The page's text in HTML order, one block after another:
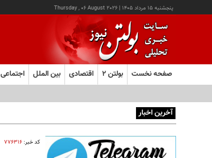
پنجشنبه ۱۵ مرداد ۱۴۰۵ |
Thursday , 06 August 2026
صفحه نخست بولتن ۲ اقتصادی بین الملل اجتماعی
آخرین اخبار
کد خبر: ۷۷۶۳۱۶